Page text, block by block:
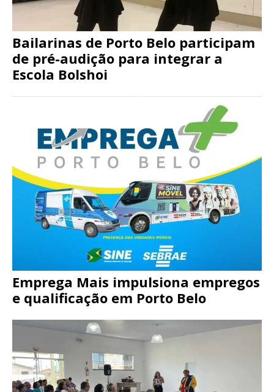
Bailarinas de Porto Belo participam
de pré-audição para integrar a
Escola Bolshoi
Emprega Mais impulsiona empregos
e qualificação em Porto Belo